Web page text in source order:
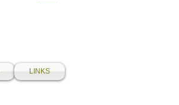
LINKS